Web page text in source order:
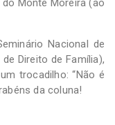
Monte Moreira (ao
Nacional de
Direito de Família),
trocadilho: “Não é
da coluna!